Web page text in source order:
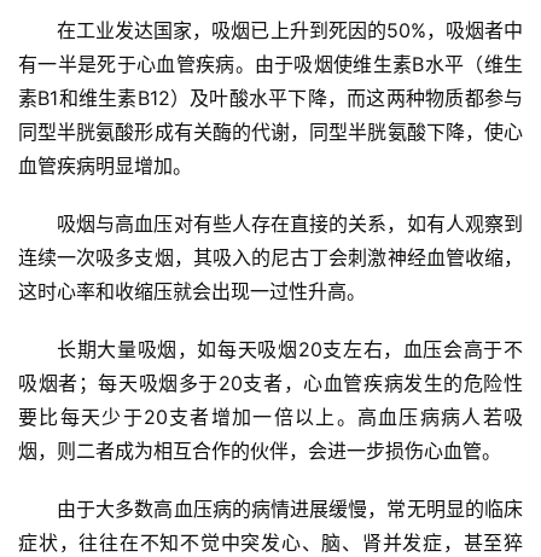
在工业发达国家，吸烟已上升到死因的50%，吸烟者中
有一半是死于心血管疾病。由于吸烟使维生素B水平（维生
素B1和维生素B12）及叶酸水平下降，而这两种物质都参与
同型半胱氨酸形成有关酶的代谢，同型半胱氨酸下降，使心
血管疾病明显增加。
吸烟与高血压对有些人存在直接的关系，如有人观察到
连续一次吸多支烟，其吸入的尼古丁会刺激神经血管收缩，
这时心率和收缩压就会出现一过性升高。
长期大量吸烟，如每天吸烟20支左右，血压会高于不
吸烟者；每天吸烟多于20支者，心血管疾病发生的危险性
要比每天少于20支者增加一倍以上。高血压病病人若吸
烟，则二者成为相互合作的伙伴，会进一步损伤心血管。
由于大多数高血压病的病情进展缓慢，常无明显的临床
症状，往往在不知不觉中突发心、脑、肾并发症，甚至猝